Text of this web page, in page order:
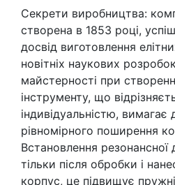
Секрети виробництва:
створена в 1853 році,
досвід виготовлення
новітніх наукових
майстерності при
інструменту, що
індивідуальністю, вимагає
рівномірного поширення
Встановлення
тільки після обробки і
корпус, це підвищує